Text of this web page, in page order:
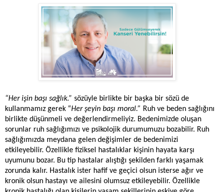
“Her işin başı sağlık.” sözüyle birlikte bir başka bir sözü de
kullanmamız gerek “Her şeyin başı moral.” Ruh ve beden sağlığını
birlikte düşünmeli ve değerlendirmeliyiz. Bedenimizde oluşan
sorunlar ruh sağlığımızı ve psikolojik durumumuzu bozabilir. Ruh
sağlığımızda meydana gelen değişimler de bedenimizi
etkileyebilir. Özellikle fiziksel hastalıklar kişinin hayata karşı
uyumunu bozar. Bu tip hastalar alıştığı şekilden farklı yaşamak
zorunda kalır. Hastalık ister hafif ve geçici olsun isterse ağır ve
kronik olsun hastayı ve ailesini olumsuz etkileyebilir. Özellikle